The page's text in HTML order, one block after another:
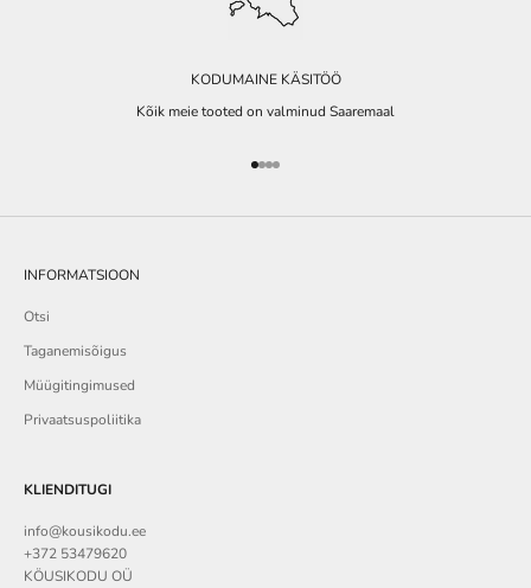
KODUMAINE KÄSITÖÖ
Kõik meie tooted on valminud Saaremaal
Go to item 1
Go to item 2
Go to item 3
Go to item 4
INFORMATSIOON
Otsi
Taganemisõigus
Müügitingimused
Privaatsuspoliitika
KLIENDITUGI
info@kousikodu.ee
+372 53479620
KÖUSIKODU OÜ